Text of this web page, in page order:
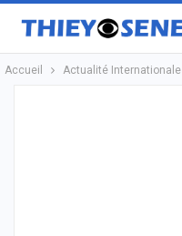
Accueil Actualité Internationale